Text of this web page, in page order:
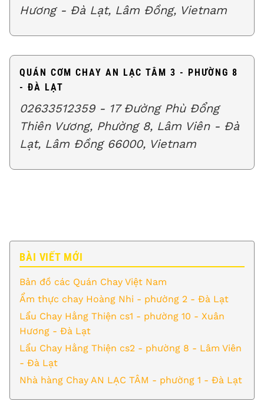
Hương - Đà Lạt, Lâm Đồng, Vietnam
QUÁN CƠM CHAY AN LẠC TÂM 3 - PHƯỜNG 8
- ĐÀ LẠT
02633512359 - 17 Đường Phù Đổng
Thiên Vương, Phường 8, Lâm Viên - Đà
Lạt, Lâm Đồng 66000, Vietnam
BÀI VIẾT MỚI
Bản đồ các Quán Chay Việt Nam
Ẩm thực chay Hoàng Nhi - phường 2 - Đà Lạt
Lẩu Chay Hằng Thiện cs1 - phường 10 - Xuân
Hương - Đà Lạt
Lẩu Chay Hằng Thiện cs2 - phường 8 - Lâm Viên
- Đà Lạt
Nhà hàng Chay AN LẠC TÂM - phường 1 - Đà Lạt